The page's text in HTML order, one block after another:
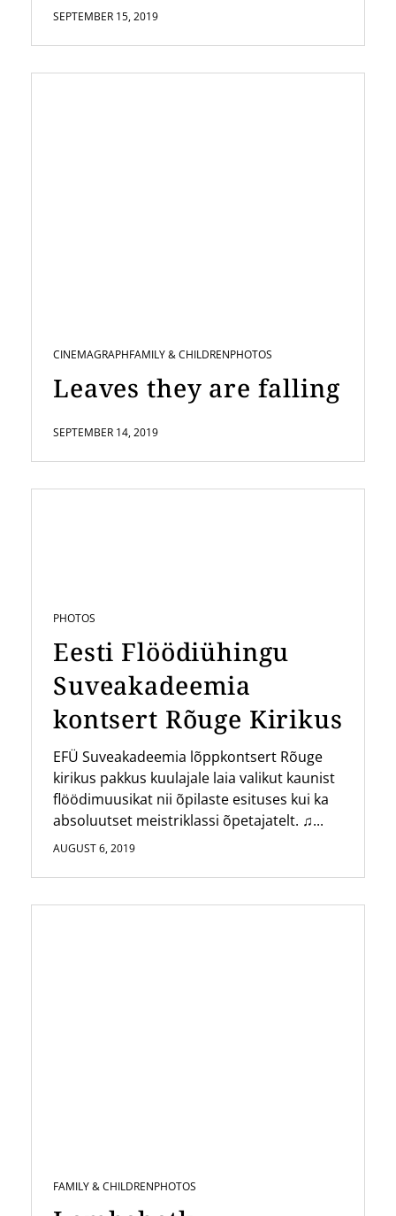
SEPTEMBER 15, 2019
CINEMAGRAPHFAMILY & CHILDRENPHOTOS
Leaves they are falling
SEPTEMBER 14, 2019
PHOTOS
Eesti Flöödiühingu
Suveakadeemia
kontsert Rõuge Kirikus
EFÜ Suveakadeemia lõppkontsert Rõuge
kirikus pakkus kuulajale laia valikut kaunist
flöödimuusikat nii õpilaste esituses kui ka
absoluutset meistriklassi õpetajatelt. ♫...
AUGUST 6, 2019
FAMILY & CHILDRENPHOTOS